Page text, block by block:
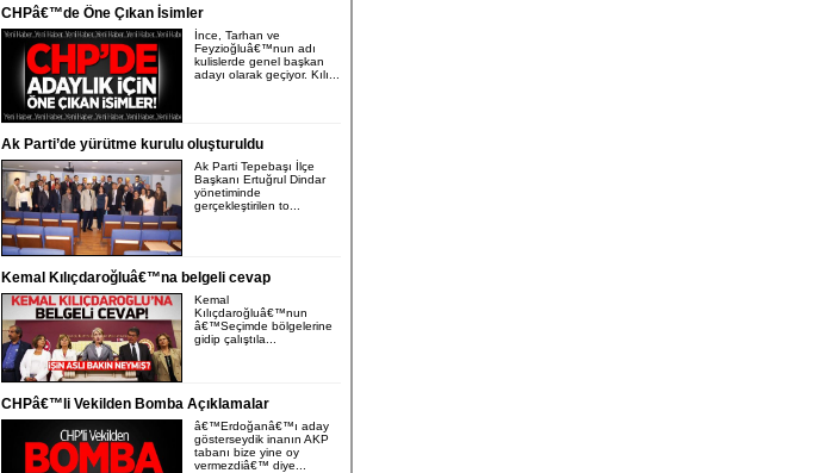
CHPâ€™de Öne Çıkan İsimler
İnce, Tarhan ve
Feyzioğluâ€™nun adı
kulislerde genel başkan
adayı olarak geçiyor. Kılı...
Ak Parti’de yürütme kurulu oluşturuldu
Ak Parti Tepebaşı İlçe
Başkanı Ertuğrul Dindar
yönetiminde
gerçekleştirilen to...
Kemal Kılıçdaroğluâ€™na belgeli cevap
Kemal
Kılıçdaroğluâ€™nun
â€™Seçimde bölgelerine
gidip çalıştıla...
CHPâ€™li Vekilden Bomba Açıklamalar
â€™Erdoğanâ€™ı aday
gösterseydik inanın AKP
tabanı bize yine oy
vermezdiâ€™ diye...